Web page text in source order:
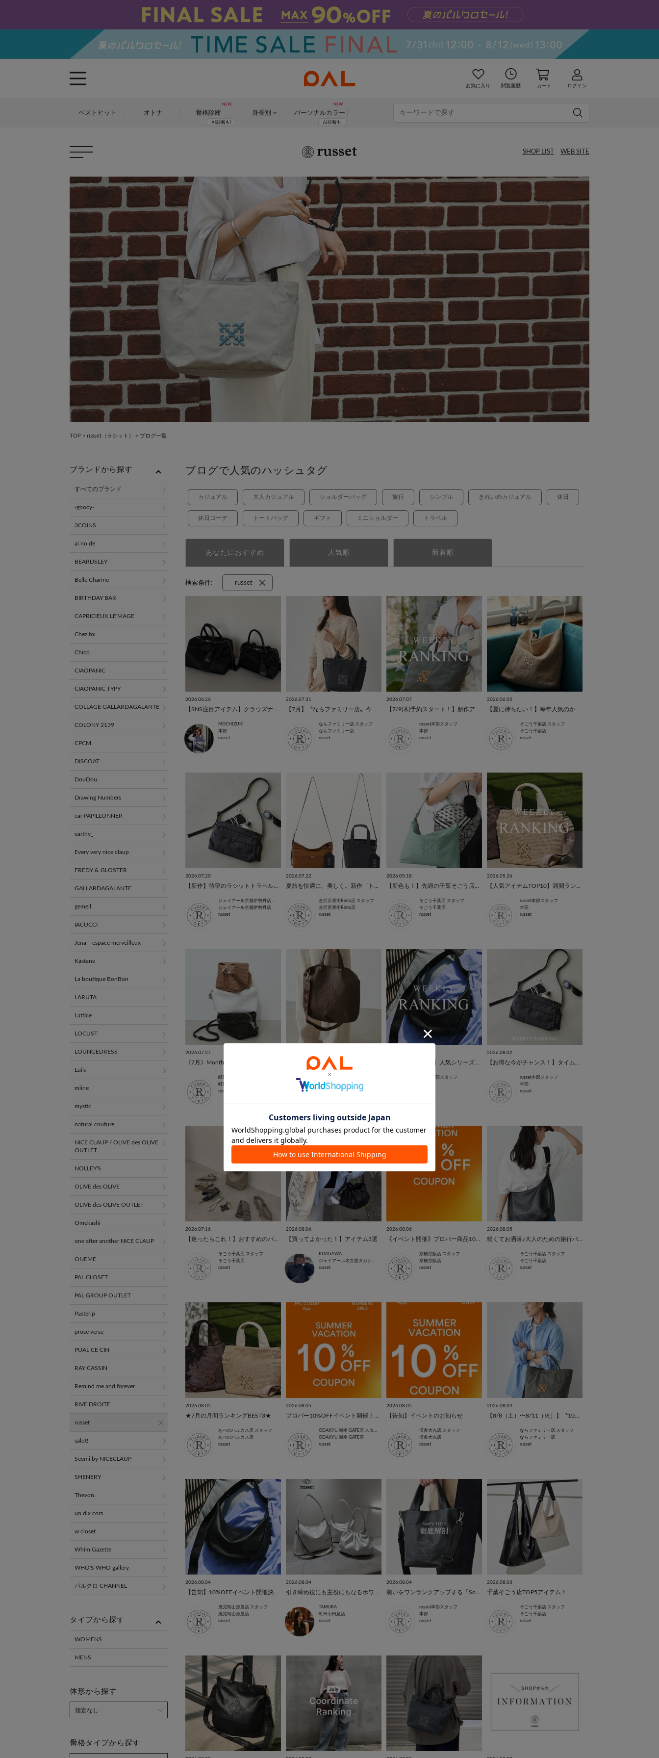
お気に入り 閲覧履歴 カート ログイン
ベストヒット オトナ 骨格診断 身長別 パーソナルカラー
SHOP LIST WEB SITE
TOP > russet（ラシット） > ブログ一覧
ブログで人気のハッシュタグ
カジュアル 大人カジュアル ショルダーバッグ 旅行 シンプル きれいめカジュアル 休日
休日コーデ トートバッグ ギフト ミニショルダー トラベル
あなたにおすすめ 人気順 新着順
検索条件: russet
×
2026.06.26
MOCHIZUKI
本部
russet
2026.07.31
ならファミリー店 スタッフ
ならファミリー店
russet
2026.07.07
russet本部スタッフ
本部
russet
2026.06.05
そごう千葉店 スタッフ
そごう千葉店
russet
2026.07.20
ジェイアール京都伊勢丹店 スタッフ
ジェイアール京都伊勢丹店
russet
2026.07.22
金沢百番街Rinto店 スタッフ
金沢百番街Rinto店
russet
2026.05.18
そごう千葉店 スタッフ
そごう千葉店
russet
2026.05.26
russet本部スタッフ
本部
russet
2026.07.27
《7月》Monthly Ranking！
町田小田急店 スタッフ
町田小田急店
russet
6/25(木)～セール開催！
いよてつ高島屋店 スタッフ
いよてつ高島屋店
russet本部スタッフ
2026.08.02
russet本部スタッフ
本部
russet
2026.07.16
そごう千葉店 スタッフ
そごう千葉店
russet
2026.08.06
【買ってよかった！】アイテム3選
KITAGAWA
ジェイアール名古屋タカシマヤ店
russet
2026.08.06
京橋京阪店 スタッフ
京橋京阪店
russet
2026.08.05
そごう千葉店 スタッフ
そごう千葉店
russet
2026.08.05
★7月の月間ランキングBEST3★
あべのハルカス店 スタッフ
あべのハルカス店
russet
2026.08.05
ODAKYU 湘南 GATE店 スタッフ
ODAKYU 湘南 GATE店
russet
2026.08.05
【告知】イベントのお知らせ
博多大丸店 スタッフ
博多大丸店
russet
2026.08.04
ならファミリー店 スタッフ
ならファミリー店
russet
2026.08.04
鹿児島山形屋店 スタッフ
鹿児島山形屋店
russet
2026.08.04
TAMURA
町田小田急店
russet
2026.08.04
russet本部スタッフ
本部
russet
2026.08.03
千葉そごう店TOP5アイテム！
そごう千葉店 スタッフ
そごう千葉店
russet
ブランドから探す
すべてのブランド
-goocy-
3COINS
ai no de
BEARDSLEY
Belle Charme
BIRTHDAY BAR
CAPRICIEUX LE'MAGE
Chez toi
Chico
CIAOPANIC
CIAOPANIC TYPY
COLLAGE GALLARDAGALANTE
COLONY 2139
CPCM
DISCOAT
DouDou
Drawing Numbers
ear PAPILLONNER
earthy_
Every very nice claup
FREDY & GLOSTER
GALLARDAGALANTE
gemeil
IACUCCI
Jena espace merveilleux
Kastane
La boutique BonBon
LARUTA
Lattice
LOCUST
LOUNGEDRESS
Lui's
mline
mystic
natural couture
NICE CLAUP / OLIVE des OLIVE
OUTLET
NOLLEY'S
OLIVE des OLIVE
OLIVE des OLIVE OUTLET
Omekashi
one after another NICE CLAUP
ONEME
PAL CLOSET
PAL GROUP OUTLET
Pasterip
prose verse
PUAL CE CIN
RAY CASSIN
Remind me and forever
RIVE DROITE
russet
salut!
Seemi by NICECLAUP
SHENERY
Thevon.
un dix cors
w closet
Whim Gazette
WHO'S WHO gallery
パルクロ CHANNEL
タイプから探す
WOMENS
MENS
体形から探す
骨格タイプから探す